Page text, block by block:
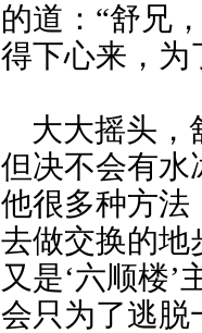
的道：“舒兄
得下心来，为
大大摇头，
但决不会有水
他很多种方法
去做交换的地
又是‘六顺楼
会只为了逃脱